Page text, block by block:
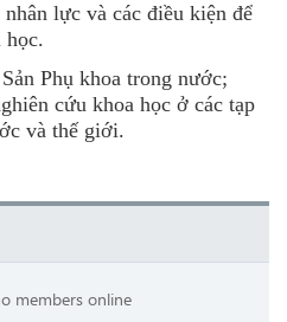
lực và các điều kiện để
học.
Phụ khoa trong nước;
cứu khoa học ở các tạp
và thế giới.
members online